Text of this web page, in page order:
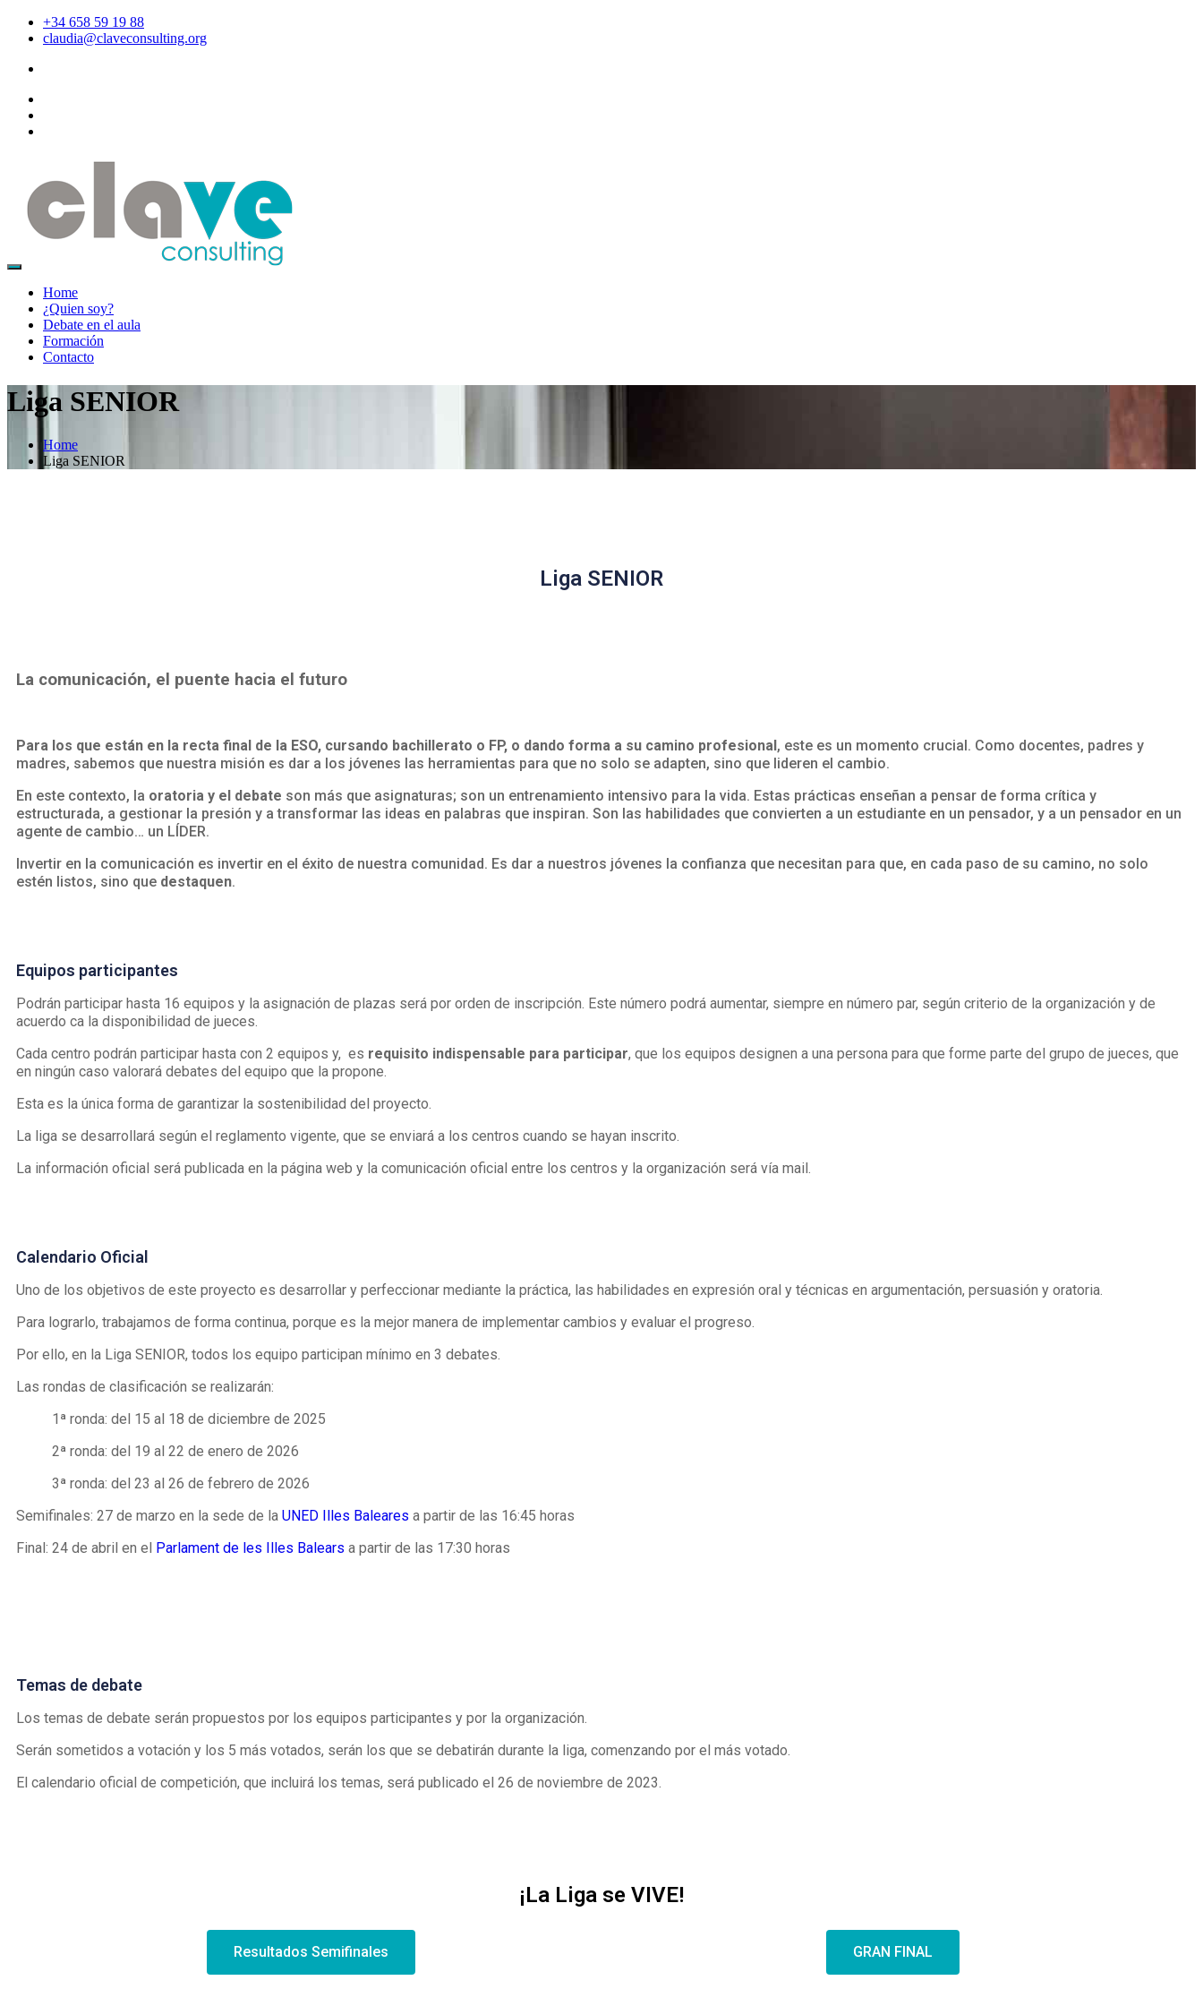
+34 658 59 19 88
claudia@claveconsulting.org
Home
¿Quien soy?
Debate en el aula
Formación
Contacto
Liga SENIOR
Home
Liga SENIOR
Liga SENIOR
La comunicación, el puente hacia el futuro
Para los que están en la recta final de la ESO, cursando bachillerato o FP, o dando forma a su camino profesional , este es un momento crucial. Como docentes, padres y
madres, sabemos que nuestra misión es dar a los jóvenes las herramientas para que no solo se adapten, sino que lideren el cambio.
En este contexto, la oratoria y el debate son más que asignaturas; son un entrenamiento intensivo para la vida. Estas prácticas enseñan a pensar de forma crítica y
estructurada, a gestionar la presión y a transformar las ideas en palabras que inspiran. Son las habilidades que convierten a un estudiante en un pensador, y a un pensador en un
agente de cambio… un LÍDER.
Invertir en la comunicación es invertir en el éxito de nuestra comunidad. Es dar a nuestros jóvenes la confianza que necesitan para que, en cada paso de su camino, no solo
estén listos, sino que destaquen.
Equipos participantes
Podrán participar hasta 16 equipos y la asignación de plazas será por orden de inscripción. Este número podrá aumentar, siempre en número par, según criterio de la organización y de
acuerdo ca la disponibilidad de jueces.
Cada centro podrán participar hasta con 2 equipos y, es requisito indispensable para participar, que los equipos designen a una persona para que forme parte del grupo de jueces, que
en ningún caso valorará debates del equipo que la propone.
Esta es la única forma de garantizar la sostenibilidad del proyecto.
La liga se desarrollará según el reglamento vigente, que se enviará a los centros cuando se hayan inscrito.
La información oficial será publicada en la página web y la comunicación oficial entre los centros y la organización será vía mail.
Calendario Oficial
Uno de los objetivos de este proyecto es desarrollar y perfeccionar mediante la práctica, las habilidades en expresión oral y técnicas en argumentación, persuasión y oratoria.
Para lograrlo, trabajamos de forma continua, porque es la mejor manera de implementar cambios y evaluar el progreso.
Por ello, en la Liga SENIOR, todos los equipo participan mínimo en 3 debates.
Las rondas de clasificación se realizarán:
1ª ronda: del 15 al 18 de diciembre de 2025
2ª ronda: del 19 al 22 de enero de 2026
3ª ronda: del 23 al 26 de febrero de 2026
Semifinales: 27 de marzo en la sede de la UNED Illes Baleares a partir de las 16:45 horas
Final: 24 de abril en el
Parlament de les Illes Balears a partir de las 17:30 horas
Temas de debate
Los temas de debate serán propuestos por los equipos participantes y por la organización.
Serán sometidos a votación y los 5 más votados, serán los que se debatirán durante la liga, comenzando por el más votado.
El calendario oficial de competición, que incluirá los temas, será publicado el 26 de noviembre de 2023.
¡La Liga se VIVE!
Resultados Semifinales GRAN FINAL